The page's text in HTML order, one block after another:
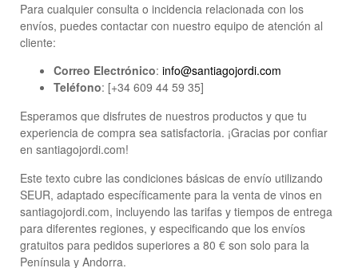
Para cualquier consulta o incidencia relacionada con los
envíos, puedes contactar con nuestro equipo de atención al
cliente:
Correo Electrónico: info@santiagojordi.com
Teléfono: [+34 609 44 59 35]
Esperamos que disfrutes de nuestros productos y que tu
experiencia de compra sea satisfactoria. ¡Gracias por confiar
en santiagojordi.com!
Este texto cubre las condiciones básicas de envío utilizando
SEUR, adaptado específicamente para la venta de vinos en
santiagojordi.com, incluyendo las tarifas y tiempos de entrega
para diferentes regiones, y especificando que los envíos
gratuitos para pedidos superiores a 80 € son solo para la
Península y Andorra.